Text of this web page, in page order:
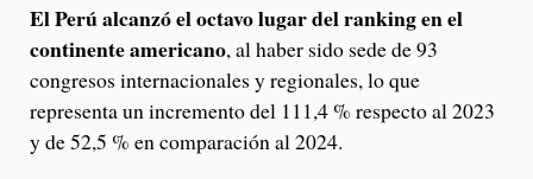
El Perú alcanzó el octavo lugar del ranking en el
continente americano, al haber sido sede de 93
congresos internacionales y regionales, lo que
representa un incremento del 111,4 % respecto al 2023
y de 52,5 % en comparación al 2024.